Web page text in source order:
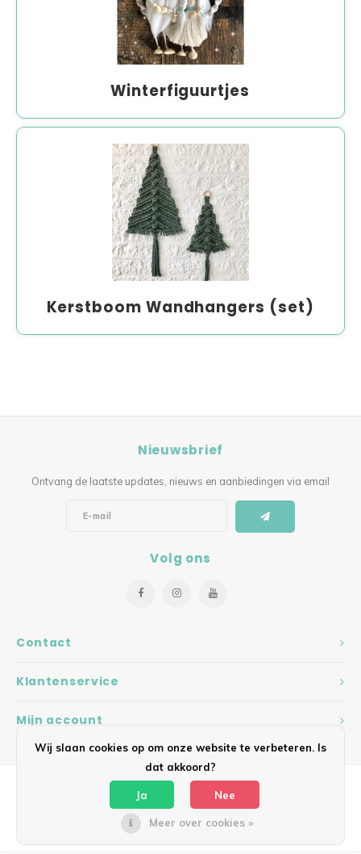
Winterfiguurtjes
Kerstboom Wandhangers (set)
Contact
Nieuwsbrief
Ontvang de laatste updates, nieuws en aanbiedingen via email
Volg ons
Klantenservice
Mijn account
Wij slaan cookies op om onze website te verbeteren. Is
dat akkoord?
Ja Nee
Meer over cookies »